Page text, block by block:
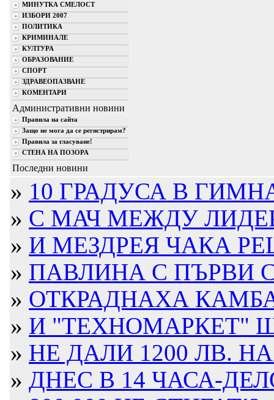
МИНУТКА СМЕЛОСТ
ИЗБОРИ 2007
ПОЛИТИКА
КРИМИНАЛЕ
КУЛТУРА
ОБРАЗОВАНИЕ
СПОРТ
ЗДРАВЕОПАЗВАНЕ
КОМЕНТАРИ
Административни новини
Правила на сайта
Защо не мога да се регистрирам?
Правила за гласуване!
СТЕНА НА ПОЗОРА
Последни новини
» 10 ГРАДУСА В
» С МАЧ МЕЖДУ
» И МЕЗДРЕЯ ЧАКА
» ПАВЛИНА С ПЪРВИ
» ОТКРАДНАХА
» И "ТЕХНОМАРКЕТ"
» НЕ ДАЛИ 1200 ЛВ.
» ДНЕС В 14 ЧАСА-